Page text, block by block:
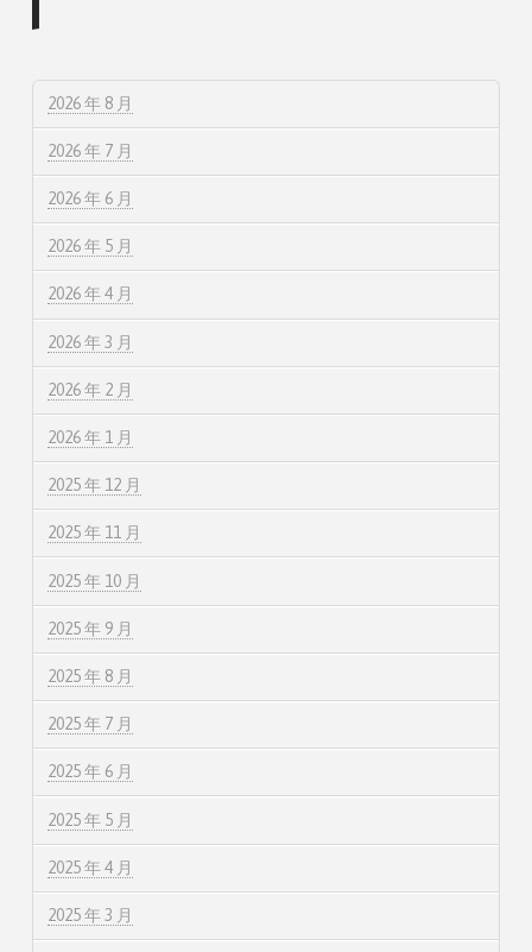
2026 年 8 月
2026 年 7 月
2026 年 6 月
2026 年 5 月
2026 年 4 月
2026 年 3 月
2026 年 2 月
2026 年 1 月
2025 年 12 月
2025 年 11 月
2025 年 10 月
2025 年 9 月
2025 年 8 月
2025 年 7 月
2025 年 6 月
2025 年 5 月
2025 年 4 月
2025 年 3 月